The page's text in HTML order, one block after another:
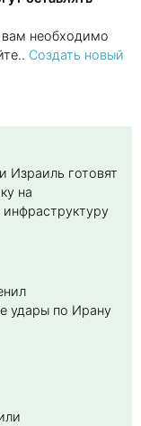
необходимо
Создать новый
Израиль готовят
на
удары по Ирану